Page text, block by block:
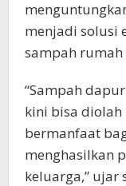
menjadi solusi
sampah rumah
“Sampah
kini bisa
bermanfaat
menghasilkan
keluarga,” ujar